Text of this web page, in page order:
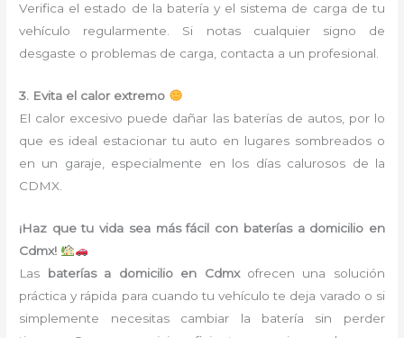
Verifica el estado de la batería y el sistema de carga de tu
vehículo regularmente. Si notas cualquier signo de
desgaste o problemas de carga, contacta a un profesional.
3. Evita el calor extremo
El calor excesivo puede dañar las baterías de autos, por lo
que es ideal estacionar tu auto en lugares sombreados o
en un garaje, especialmente en los días calurosos de la
CDMX.
¡Haz que tu vida sea más fácil con baterías a domicilio en
Cdmx!
Las baterías a domicilio en Cdmxofrecen una solución
práctica y rápida para cuando tu vehículo te deja varado o si
simplemente necesitas cambiar la batería sin perder